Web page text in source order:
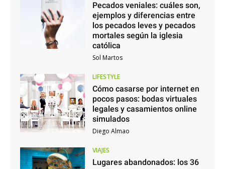
Pecados veniales: cuáles son,
ejemplos y diferencias entre
los pecados leves y pecados
mortales según la iglesia
católica
Sol Martos
LIFESTYLE
Cómo casarse por internet en
pocos pasos: bodas virtuales
legales y casamientos online
simulados
Diego Almao
VIAJES
Lugares abandonados: los 36